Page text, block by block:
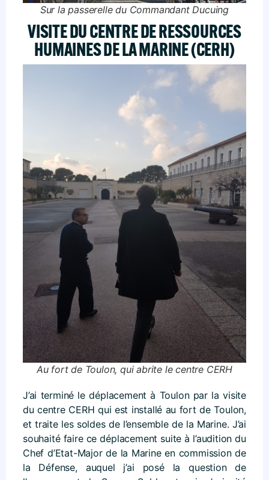
Sur la passerelle du Commandant Ducuing
VISITE DU CENTRE DE RESSOURCES
HUMAINES DE LA MARINE (CERH)
Au fort de Toulon, qui abrite le centre CERH
J’ai terminé le déplacement à Toulon par la visite
du centre CERH qui est installé au fort de Toulon,
et traite les soldes de l’ensemble de la Marine. J’ai
souhaité faire ce déplacement suite à l’audition du
Chef d’Etat-Major de la Marine en commission de
la Défense, auquel j’ai posé la question de